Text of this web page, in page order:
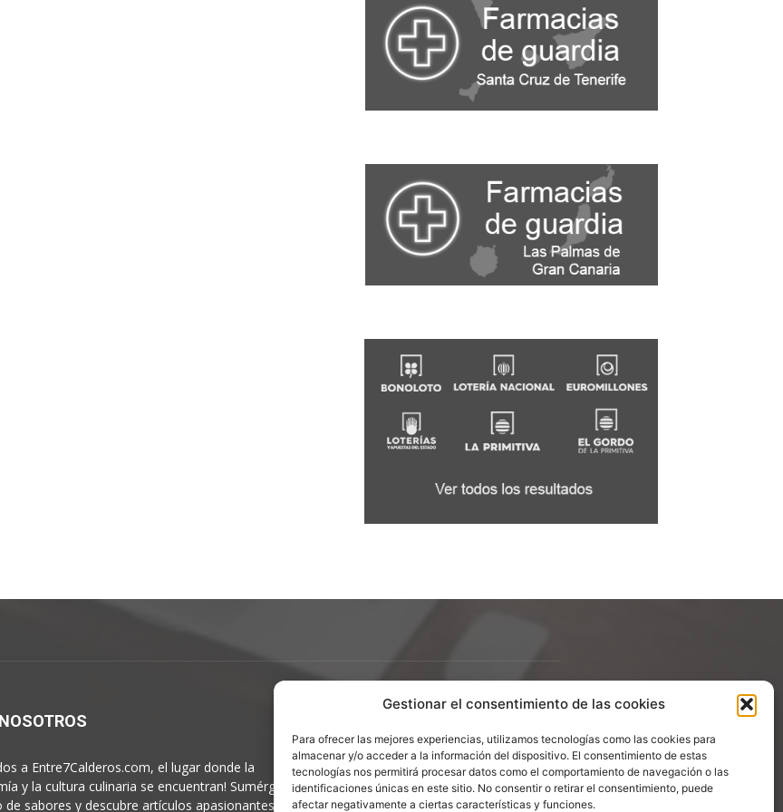
Gestionar el consentimiento de las cookies
Para ofrecer las mejores experiencias, utilizamos tecnologías como las cookies para
almacenar y/o acceder a la información del dispositivo. El consentimiento de estas
tecnologías nos permitirá procesar datos como el comportamiento de navegación o las
identificaciones únicas en este sitio. No consentir o retirar el consentimiento, puede
afectar negativamente a ciertas características y funciones.
a Entre7Calderos.com, el lugar donde la
y la cultura culinaria se encuentran! Sumérgete en
de sabores y descubre artículos apasionantes.